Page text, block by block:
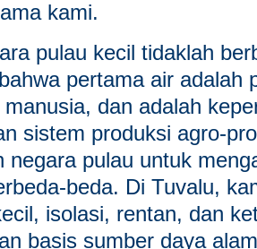
kami.
pulau kecil tidaklah
pertama air adalah
dan adalah
sistem produksi agro-
negara pulau untuk
beda. Di Tuvalu,
isolasi, rentan, dan
basis sumber daya